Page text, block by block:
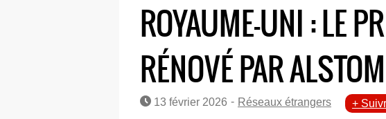
ROYAUME-UNI : LE
RÉNOVÉ PAR
13 février 2026 - Réseaux étrangers +